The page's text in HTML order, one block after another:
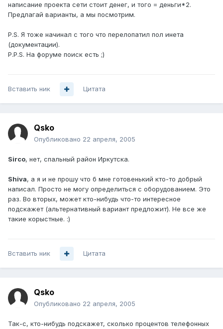
написание проекта сети стоит денег, и того = деньги*2.
Предлагай варианты, а мы посмотрим.
P.S. Я тоже начинал с того что перелопатил пол инета
(документации).
P.P.S. На форуме поиск есть ;)
Вставить ник Цитата
Qsko
Опубликовано 22 апреля, 2005
Sirco, нет, спальный район Иркутска.
Shiva, а я и не прошу что б мне готовенький кто-то добрый
написал. Просто не могу определиться с оборудованием. Это
раз. Во вторых, может кто-нибудь что-то интересное
подскажет (альтернативный вариант предложит). Не все же
такие корыстные. :)
Вставить ник Цитата
Qsko
Опубликовано 22 апреля, 2005
Так-с, кто-нибудь подскажет, сколько процентов телефонных